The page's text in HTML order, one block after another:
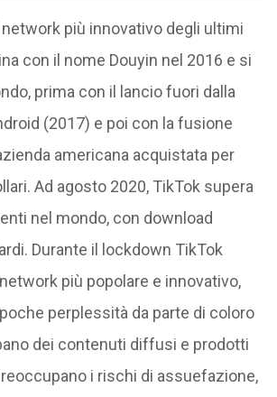
più innovativo degli ultimi
con il nome Douyin nel 2016 e si
prima con il lancio fuori dalla
(2017) e poi con la fusione
americana acquistata per
Ad agosto 2020, TikTok supera
nel mondo, con download
Durante il lockdown TikTok
più popolare e innovativo,
perplessità da parte di coloro
dei contenuti diffusi e prodotti
i rischi di assuefazione,